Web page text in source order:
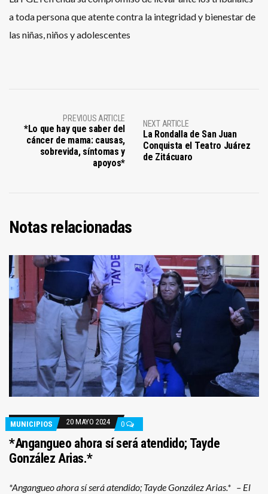
a toda persona que atente contra la integridad y bienestar de
las niñas, niños y adolescentes
PREVIOUS ARTICLE
*Lo que hay que saber del
cáncer de mama: causas,
sobrevida, síntomas y
apoyos*
NEXT ARTICLE
La Rondalla de San Juan
Conquista el Teatro Juárez
de Zitácuaro
Notas relacionadas
MUNICIPIOS 20 MAYO 2024 0
*Angangueo ahora sí será atendido; Tayde
González Arias.*
*Angangueo ahora sí será atendido; Tayde González Arias.* – El